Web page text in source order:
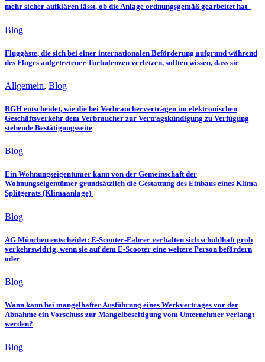
mehr sicher aufklären lässt, ob die Anlage ordnungsgemäß gearbeitet hat
Blog
Fluggäste, die sich bei einer internationalen Beförderung aufgrund während
des Fluges aufgetretener Turbulenzen verletzen, sollten wissen, dass sie
Allgemein, Blog
BGH entscheidet, wie die bei Verbraucherverträgen im elektronischen
Geschäftsverkehr dem Verbraucher zur Vertragskündigung zu Verfügung
stehende Bestätigungsseite
Blog
Ein Wohnungseigentümer kann von der Gemeinschaft der
Wohnungseigentümer grundsätzlich die Gestattung des Einbaus eines Klima-
Splitgeräts (Klimaanlage)
Blog
AG München entscheidet: E-Scooter-Fahrer verhalten sich schuldhaft grob
verkehrswidrig, wenn sie auf dem E-Scooter eine weitere Person befördern
oder
Blog
Wann kann bei mangelhafter Ausführung eines Werkvertrages vor der
Abnahme ein Vorschuss zur Mangelbeseitigung vom Unternehmer verlangt
werden?
Blog